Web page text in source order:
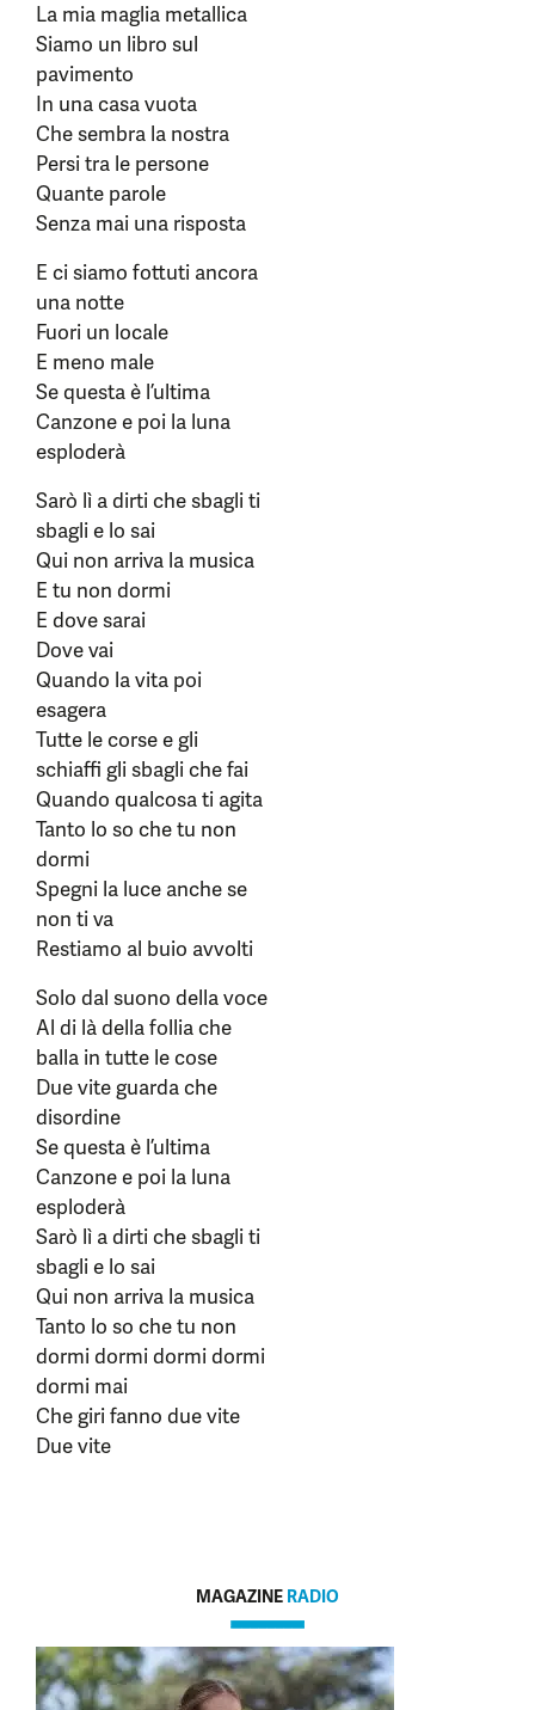
La mia maglia metallica
Siamo un libro sul
pavimento
In una casa vuota
Che sembra la nostra
Persi tra le persone
Quante parole
Senza mai una risposta
E ci siamo fottuti ancora
una notte
Fuori un locale
E meno male
Se questa è l’ultima
Canzone e poi la luna
esploderà
Sarò lì a dirti che sbagli ti
sbagli e lo sai
Qui non arriva la musica
E tu non dormi
E dove sarai
Dove vai
Quando la vita poi
esagera
Tutte le corse e gli
schiaffi gli sbagli che fai
Quando qualcosa ti agita
Tanto lo so che tu non
dormi
Spegni la luce anche se
non ti va
Restiamo al buio avvolti
Solo dal suono della voce
Al di là della follia che
balla in tutte le cose
Due vite guarda che
disordine
Se questa è l’ultima
Canzone e poi la luna
esploderà
Sarò lì a dirti che sbagli ti
sbagli e lo sai
Qui non arriva la musica
Tanto lo so che tu non
dormi dormi dormi dormi
dormi mai
Che giri fanno due vite
Due vite
MAGAZINE RADIO